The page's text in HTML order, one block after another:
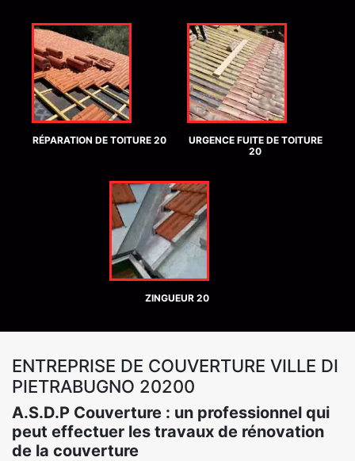
RÉPARATION DE TOITURE 20
URGENCE FUITE DE TOITURE
20
ZINGUEUR 20
ENTREPRISE DE COUVERTURE VILLE DI
PIETRABUGNO 20200
A.S.D.P Couverture : un professionnel qui
peut effectuer les travaux de rénovation
de la couverture